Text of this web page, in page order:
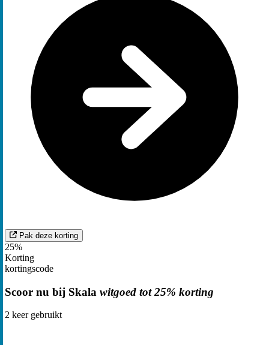
Pak deze korting
25%
Korting
kortingscode
Scoor nu bij Skala witgoed tot 25% korting
2 keer gebruikt